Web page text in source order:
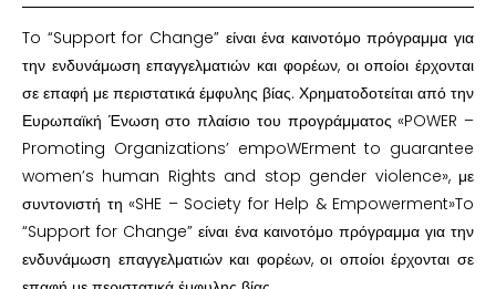
To “Support for Change” είναι ένα καινοτόμο πρόγραμμα για
την ενδυνάμωση επαγγελματιών και φορέων, οι οποίοι έρχονται
σε επαφή με περιστατικά έμφυλης βίας. Χρηματοδοτείται από την
Ευρωπαϊκή Ένωση στο πλαίσιο του προγράμματος «POWER –
Promoting Organizations’ empoWErment to guarantee
women’s human Rights and stop gender violence», με
συντονιστή τη «SHE – Society for Help & Empowerment»To
“Support for Change” είναι ένα καινοτόμο πρόγραμμα για την
ενδυνάμωση επαγγελματιών και φορέων, οι οποίοι έρχονται σε